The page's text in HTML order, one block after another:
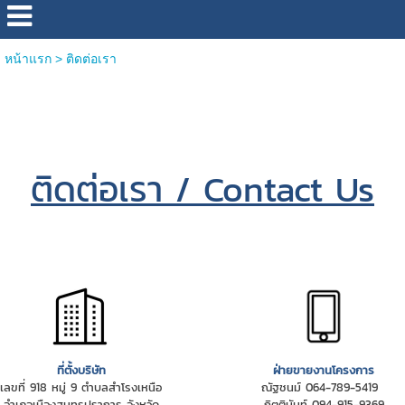
หน้าแรก> ติดต่อเรา
ติดต่อเรา / Contact Us
ที่ตั้งบริษัท
เลขที่ 918 หมู่ 9 ตำบลสำโรงเหนือ
ฝ่ายขายงานโครงการ
ณัฐชนม์ 064-789-5419